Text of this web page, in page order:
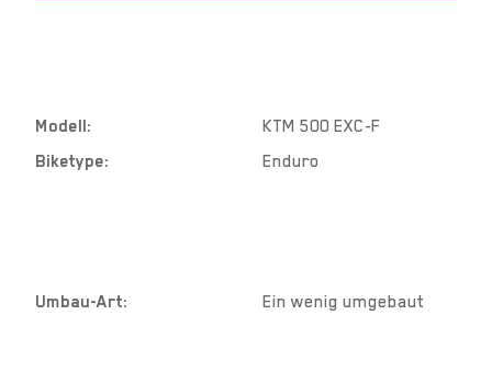
Modell:
KTM 500 EXC-F
Biketype:
Enduro
Umbau-Art: Ein wenig umgebaut